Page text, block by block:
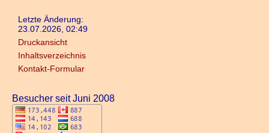
Letzte Änderung:
23.07.2026, 02:49
Druckansicht
Inhaltsverzeichnis
Kontakt-Formular
Besucher seit Juni 2008